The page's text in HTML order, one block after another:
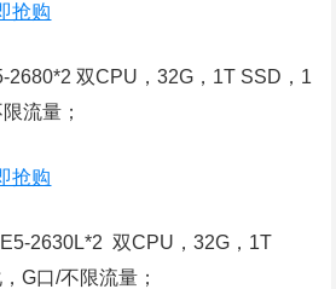
抢购
2680*2 双CPU，32G，1T SSD，1
流量；
抢购
E5-2630L*2 双CPU，32G，1T
G口/不限流量；